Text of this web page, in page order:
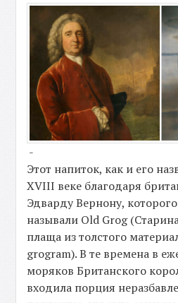
-
Этот напиток, как и его
XVIII веке благодаря
Эдварду Вернону,
называли Old Grog
плаща из толстого
grogram). В те времена в
моряков Британского
входила порция